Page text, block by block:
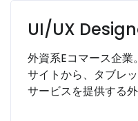
UI/UX
外資系Eコマース企
サイトから、タブレ
サービスを提供する